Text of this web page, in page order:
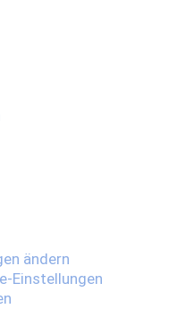
ändern
Einstellungen